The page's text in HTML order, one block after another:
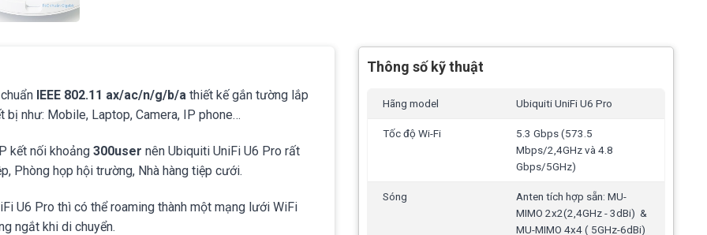
chuẩn IEEE 802.11 ax/ac/n/g/b/a thiết kế gắn tường lắp
bị như: Mobile, Laptop, Camera, IP phone…
kết nối khoảng 300user nên Ubiquiti UniFi U6 Pro rất
Phòng họp hội trường, Nhà hàng tiệp cưới.
U6 Pro thì có thể roaming thành một mạng lưới WiFi
ngắt khi di chuyển.
Thông số kỹ thuật
Hãng model Ubiquiti UniFi U6 Pro
Tốc độ Wi-Fi
5.3 Gbps (573.5
Mbps/2,4GHz và 4.8
Gbps/5GHz)
Sóng
Anten tích hợp sẵn: MU-
MIMO 2x2(2,4GHz - 3dBi) &
MU-MIMO 4x4 ( 5GHz-6dBi)